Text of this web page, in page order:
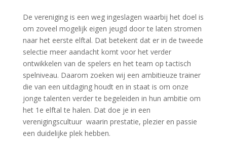
De vereniging is een weg ingeslagen waarbij het doel is
om zoveel mogelijk eigen jeugd door te laten stromen
naar het eerste elftal. Dat betekent dat er in de tweede
selectie meer aandacht komt voor het verder
ontwikkelen van de spelers en het team op tactisch
spelniveau. Daarom zoeken wij een ambitieuze trainer
die van een uitdaging houdt en in staat is om onze
jonge talenten verder te begeleiden in hun ambitie om
het 1e elftal te halen. Dat doe je in een
verenigingscultuur waarin prestatie, plezier en passie
een duidelijke plek hebben.